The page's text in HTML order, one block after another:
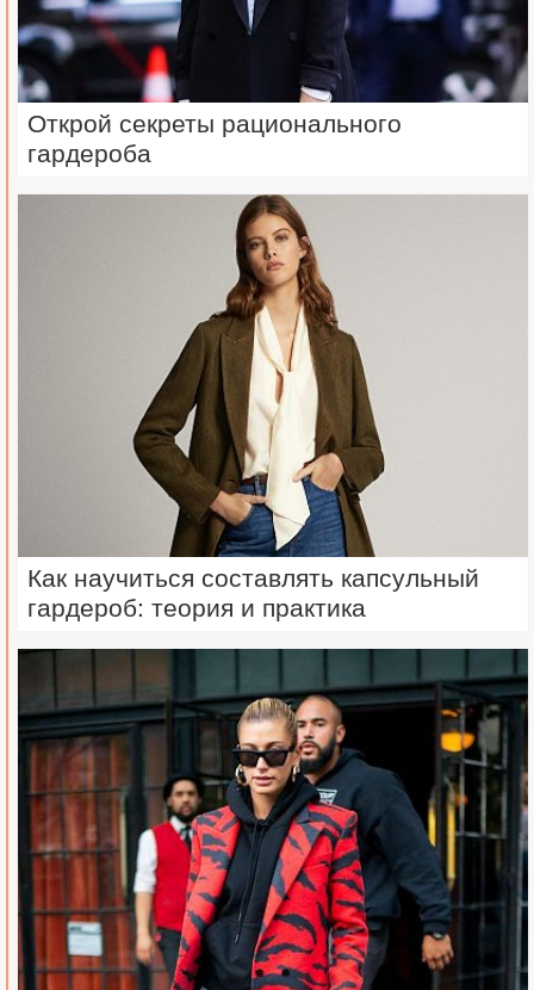
Открой секреты рационального
гардероба
Как научиться составлять капсульный
гардероб: теория и практика